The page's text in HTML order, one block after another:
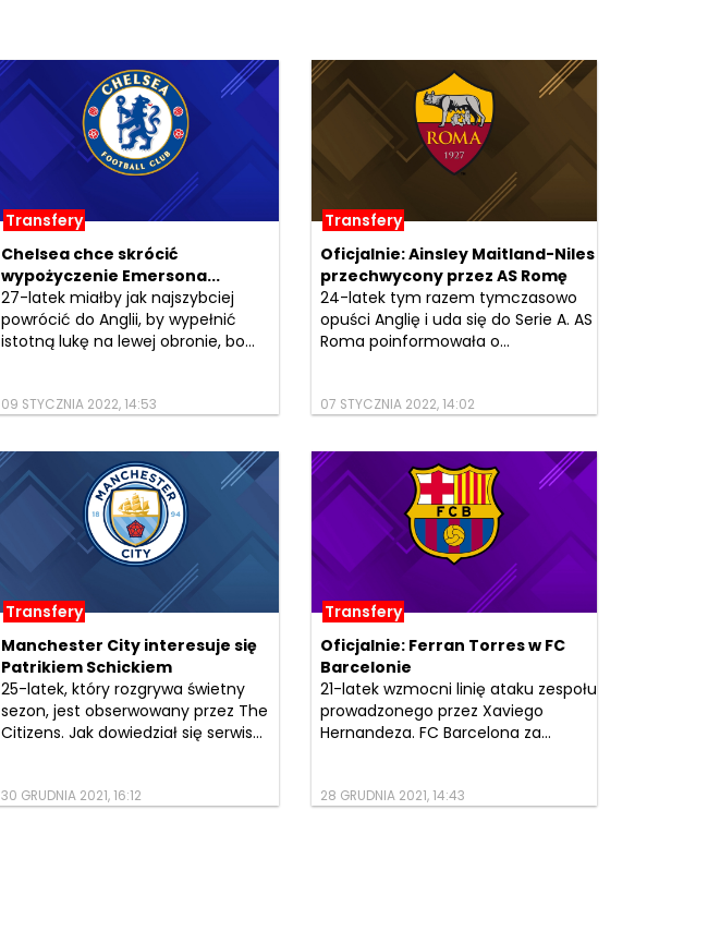
Transfery
Chelsea chce skrócić
wypożyczenie Emersona...
27-latek miałby jak najszybciej
powrócić do Anglii, by wypełnić
istotną lukę na lewej obronie, bo...
09 STYCZNIA 2022, 14:53
Transfery
Oficjalnie: Ainsley Maitland-Niles
przechwycony przez AS Romę
24-latek tym razem tymczasowo
opuści Anglię i uda się do Serie A. AS
Roma poinformowała o...
07 STYCZNIA 2022, 14:02
Transfery
Manchester City interesuje się
Patrikiem Schickiem
25-latek, który rozgrywa świetny
sezon, jest obserwowany przez The
Citizens. Jak dowiedział się serwis...
30 GRUDNIA 2021, 16:12
Transfery
Oficjalnie: Ferran Torres w FC
Barcelonie
21-latek wzmocni linię ataku zespołu
prowadzonego przez Xaviego
Hernandeza. FC Barcelona za...
28 GRUDNIA 2021, 14:43